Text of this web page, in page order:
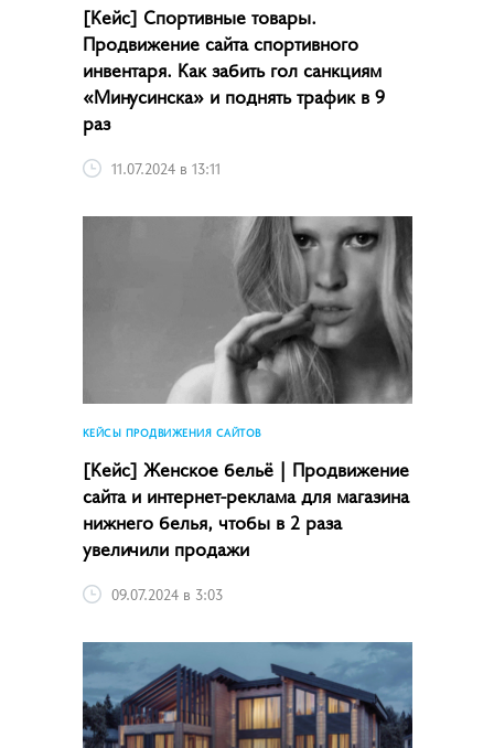
[Кейс] Спортивные товары.
Продвижение сайта спортивного
инвентаря. Как забить гол санкциям
«Минусинска» и поднять трафик в 9
раз
11.07.2024 в 13:11
КЕЙСЫ ПРОДВИЖЕНИЯ САЙТОВ
[Кейс] Женское бельё | Продвижение
сайта и интернет-реклама для магазина
нижнего белья, чтобы в 2 раза
увеличили продажи
09.07.2024 в 3:03